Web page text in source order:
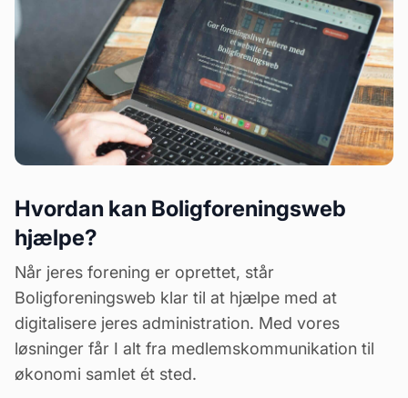
Hvordan kan Boligforeningsweb
hjælpe?
Når jeres forening er oprettet, står
Boligforeningsweb klar til at hjælpe med at
digitalisere jeres administration. Med vores
løsninger får I alt fra medlemskommunikation til
økonomi samlet ét sted.